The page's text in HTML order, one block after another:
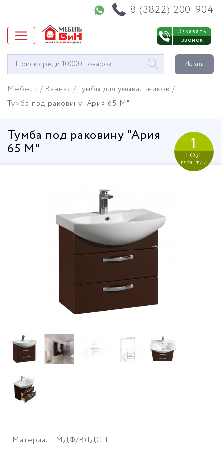
8 (3822) 200-904
Заказать
звонок
Окно
поиска
Искать
Мебель Ванная
Тумбы для умывальников
Тумба под раковину "Ария 65 М"
Тумба под раковину "Ария
65 М"
1
год
гарантии
Материал: МДФ/ВЛДСП